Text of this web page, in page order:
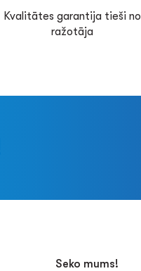
Kvalitātes garantija tieši no
ražotāja
Seko mums!